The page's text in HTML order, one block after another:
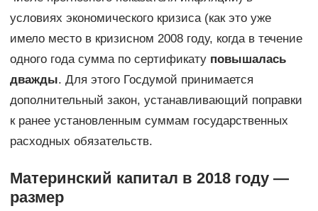
условиях экономического кризиса (как это уже
имело место в кризисном 2008 году, когда в течение
одного года сумма по сертификату повышалась
дважды. Для этого Госдумой принимается
дополнительный закон, устанавливающий поправки
к ранее установленным суммам государственных
расходных обязательств.
Материнский капитал в 2018 году —
размер